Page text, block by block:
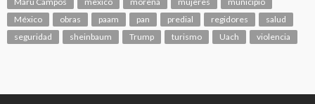
México
obras paam pan predial regidores
salud
seguridad
sheinbaum Trump turismo Uach violencia